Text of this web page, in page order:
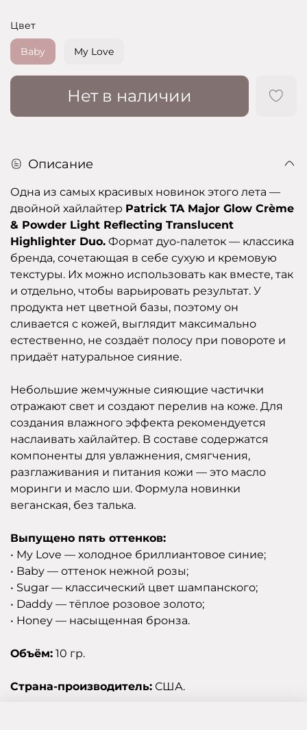
Нет в наличии
Цвет
Baby My Love
Описание
Одна из самых красивых новинок этого лета —
двойной хайлайтер Patrick TA Major Glow Crème
& Powder Light Reflecting Translucent
Highlighter Duo. Формат дуо-палеток — классика
бренда, сочетающая в себе сухую и кремовую
текстуры. Их можно использовать как вместе, так
и отдельно, чтобы варьировать результат. У
продукта нет цветной базы, поэтому он
сливается с кожей, выглядит максимально
естественно, не создаёт полосу при повороте и
придаёт натуральное сияние.
Небольшие жемчужные сияющие частички
отражают свет и создают перелив на коже. Для
создания влажного эффекта рекомендуется
наслаивать хайлайтер. В составе содержатся
компоненты для увлажнения, смягчения,
разглаживания и питания кожи — это масло
моринги и масло ши. Формула новинки
веганская, без талька.
Выпущено пять оттенков:
• My Love — холодное бриллиантовое синие;
• Baby — оттенок нежной розы;
• Sugar — классический цвет шампанского;
• Daddy — тёплое розовое золото;
• Honey — насыщенная бронза.
Объём: 10 гр.
Страна-производитель: США.